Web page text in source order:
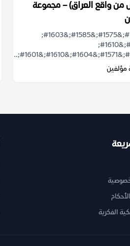
واقع العراق) – مجموعة
&#1588;&#1575;&#1585;&#1603;
&#1601;&#1610;
مؤلفين
الفكرية